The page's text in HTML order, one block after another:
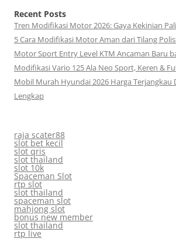
Recent Posts
Tren Modifikasi Motor 2026: Gaya Kekinian
5 Cara Modifikasi Motor Aman dari Tilang
Motor Sport Entry Level KTM Ancaman Baru
Modifikasi Vario 125 Ala Neo Sport, Keren &
Mobil Murah Hyundai 2026 Harga Terjangkau
Lengkap
raja scater88
slot bet kecil
slot qris
slot thailand
slot 10k
Spaceman Slot
rtp slot
slot thailand
spaceman slot
mahjong slot
bonus new member
slot thailand
rtp live